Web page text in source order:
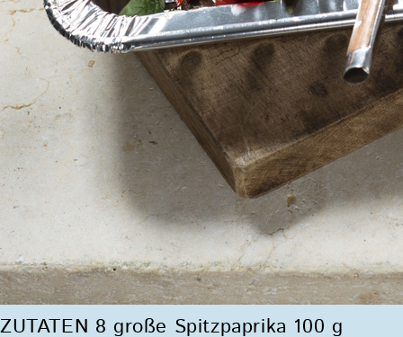
ZUTATEN 8 große Spitzpaprika 100 g